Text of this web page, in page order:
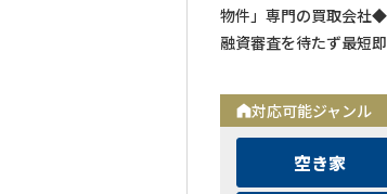
物件」専門の買取会社
融資審査を待たず最短
対応可能ジャンル
空き家